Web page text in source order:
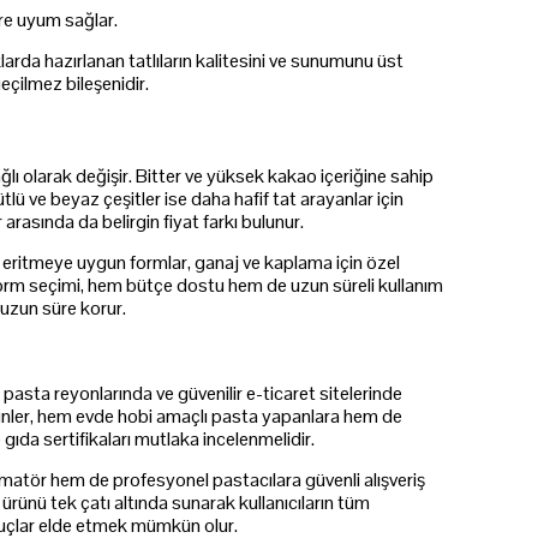
uyum sağlar.
hazırlanan tatlıların kalitesini ve sunumunu üst
bileşenidir.
olarak değişir. Bitter ve yüksek kakao içeriğine sahip
ve beyaz çeşitler ise daha hafif tat arayanlar için
da belirgin fiyat farkı bulunur.
uygun formlar, ganaj ve kaplama için özel
seçimi, hem bütçe dostu hem de uzun süreli kullanım
süre korur.
reyonlarında ve güvenilir e-ticaret sitelerinde
hem evde hobi amaçlı pasta yapanlara hem de
sertifikaları mutlaka incelenmelidir.
hem de profesyonel pastacılara güvenli alışveriş
tek çatı altında sunarak kullanıcıların tüm
elde etmek mümkün olur.